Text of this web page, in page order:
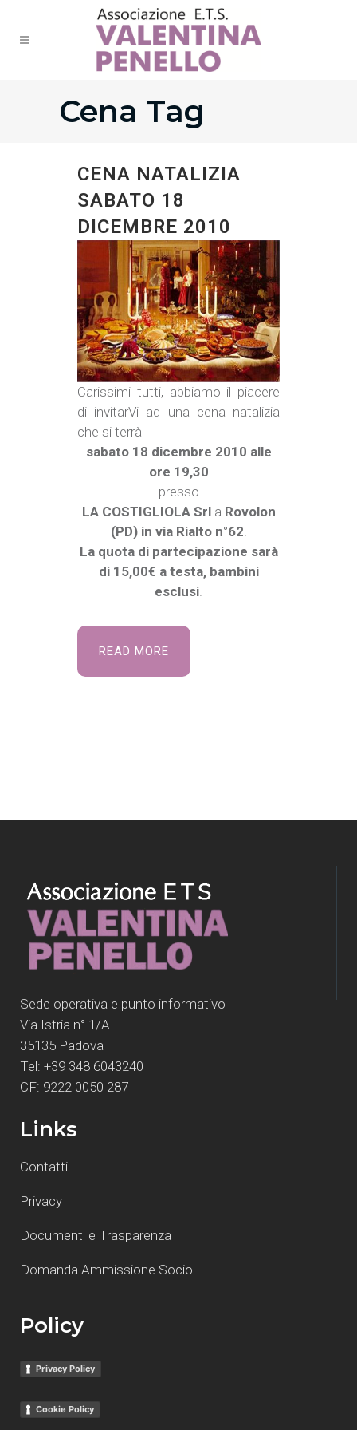
Cena Tag
CENA NATALIZIA
SABATO 18
DICEMBRE 2010
Carissimi tutti, abbiamo il piacere
di invitarVi ad una cena natalizia
che si terrà
sabato 18 dicembre 2010 alle
ore 19,30
presso
LA COSTIGLIOLA Srl a Rovolon
(PD) in via Rialto n°62.
La quota di partecipazione sarà
di 15,00€ a testa, bambini
esclusi.
READ MORE
Sede operativa e punto informativo
Via Istria n° 1/A
35135 Padova
Tel: +39 348 6043240
CF: 9222 0050 287
Links
Contatti
Privacy
Documenti e Trasparenza
Domanda Ammissione Socio
Policy
Privacy Policy
Cookie Policy